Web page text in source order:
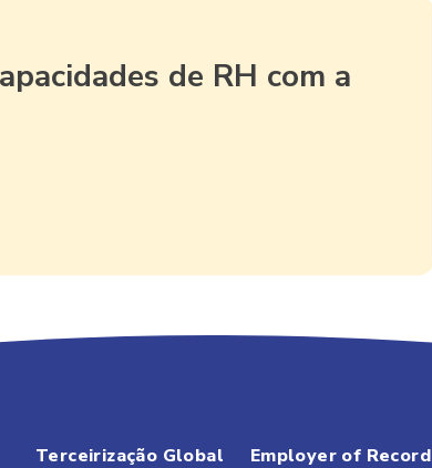
de RH com a
Terceirização Global Employer of Record